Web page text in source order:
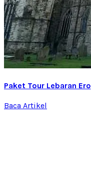
Paket Tour Lebaran
Baca Artikel